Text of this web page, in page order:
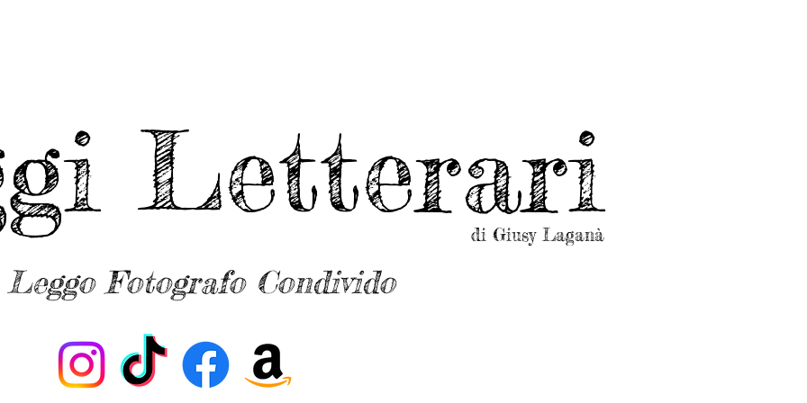
Letterari
di Giusy Laganà
Leggo Fotografo Condivido